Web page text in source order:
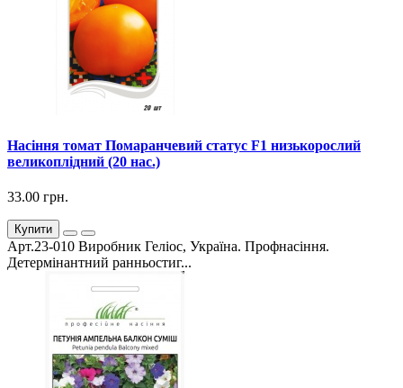
Насіння томат Помаранчевий статус F1 низькорослий
великоплідний (20 нас.)
33.00 грн.
Купити
Арт.23-010 Виробник Геліос, Україна. Профнасіння.
Детермінантний ранньостиг...